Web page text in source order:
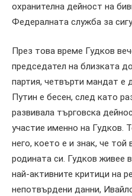
охранителна дейност на
Федералната служба за
През това време Гудков
председател на близката
партия, четвърти мандат е
Путин е бесен, след като
развивала търговска
участие именно на Гудков.
него, което е и знак, че той
родината си. Гудков живее
най-активните критици на
непотвърдени данни,